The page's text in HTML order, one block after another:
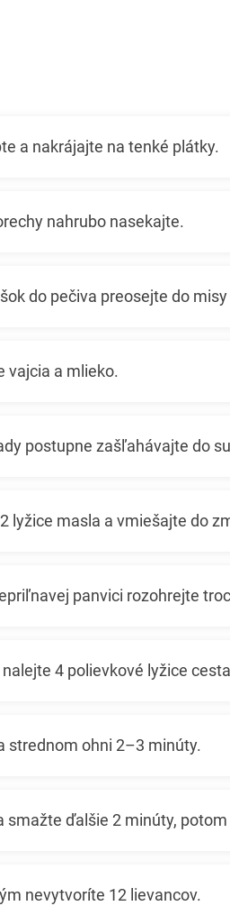
a nakrájajte na tenké plátky.
nahrubo nasekajte.
do pečiva preosejte do
vajcia a mlieko.
postupne zašľahávajte do
lyžice masla a vmiešajte do
panvici rozohrejte
4 polievkové lyžice
strednom ohni 2–3 minúty.
smažte ďalšie 2 minúty,
nevytvoríte 12 lievancov.